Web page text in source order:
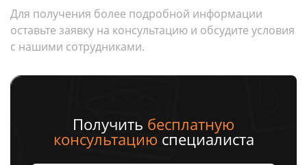
Для получения более подробной информации
оставьте заявку на консультацию и обсудите условия
с нашими сотрудниками.
Получить бесплатную
консультацию специалиста